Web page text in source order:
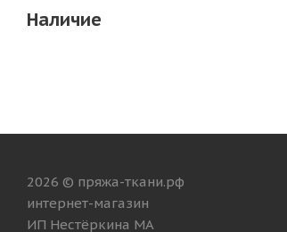
Наличие
2026 © пряжа-ткани.рф
интернет-магазин
ИП Нестёркина МА